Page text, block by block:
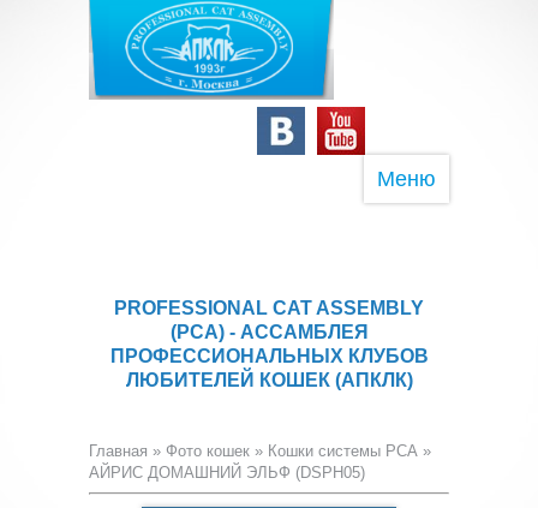
Меню
PROFESSIONAL CAT ASSEMBLY
(PCA) - АССАМБЛЕЯ
ПРОФЕССИОНАЛЬНЫХ КЛУБОВ
ЛЮБИТЕЛЕЙ КОШЕК (АПКЛК)
Главная » Фото кошек » Кошки системы PCA »
АЙРИС ДОМАШНИЙ ЭЛЬФ (DSPH05)